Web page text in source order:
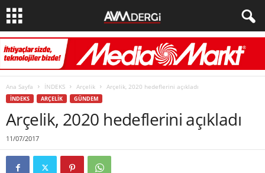
Ana Sayfa İNDEKS Arçelik Arçelik, 2020 hedeflerini açıkladı
İNDEKS ARÇELIK GÜNDEM
Arçelik, 2020 hedeflerini açıkladı
11/07/2017